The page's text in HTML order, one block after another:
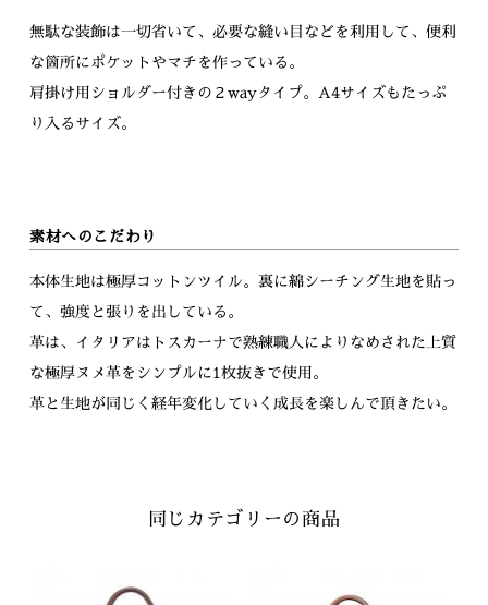
無駄な装飾は一切省いて、必要な縫い目などを利用して、便利
な箇所にポケットやマチを作っている。
肩掛け用ショルダー付きの２wayタイプ。A4サイズもたっぷ
り入るサイズ。
素材へのこだわり
本体生地は極厚コットンツイル。裏に綿シーチング生地を貼っ
て、強度と張りを出している。
革は、イタリアはトスカーナで熟練職人によりなめされた上質
な極厚ヌメ革をシンプルに1枚抜きで使用。
革と生地が同じく経年変化していく成長を楽しんで頂きたい。
同じカテゴリーの商品